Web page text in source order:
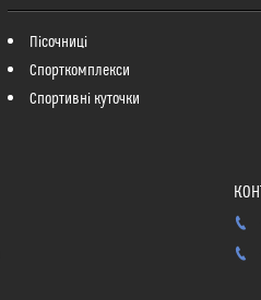
Пісочниці
Спорткомплекси
Спортивні куточки